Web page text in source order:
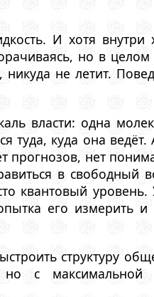
И хотя внутри
но в
не летит.
власти: одна
куда она ведёт.
прогнозов, нет
в свободный
квантовый
его измерить и
структуру
но с максимальной